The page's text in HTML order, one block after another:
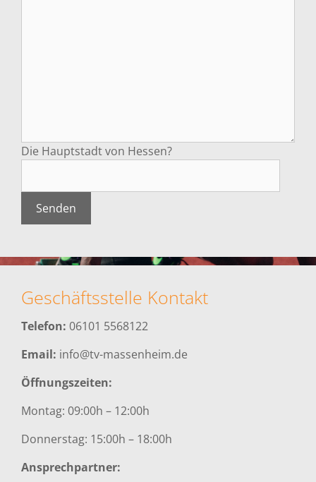
Die Hauptstadt von Hessen?
Geschäftsstelle Kontakt
Telefon: 06101 5568122
Email: info@tv-massenheim.de
Öffnungszeiten:
Montag: 09:00h – 12:00h
Donnerstag: 15:00h – 18:00h
Ansprechpartner: